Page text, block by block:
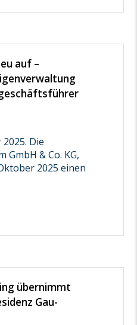
auf –
Die
GmbH & Co. KG,
2025 einen
übernimmt
Gau-